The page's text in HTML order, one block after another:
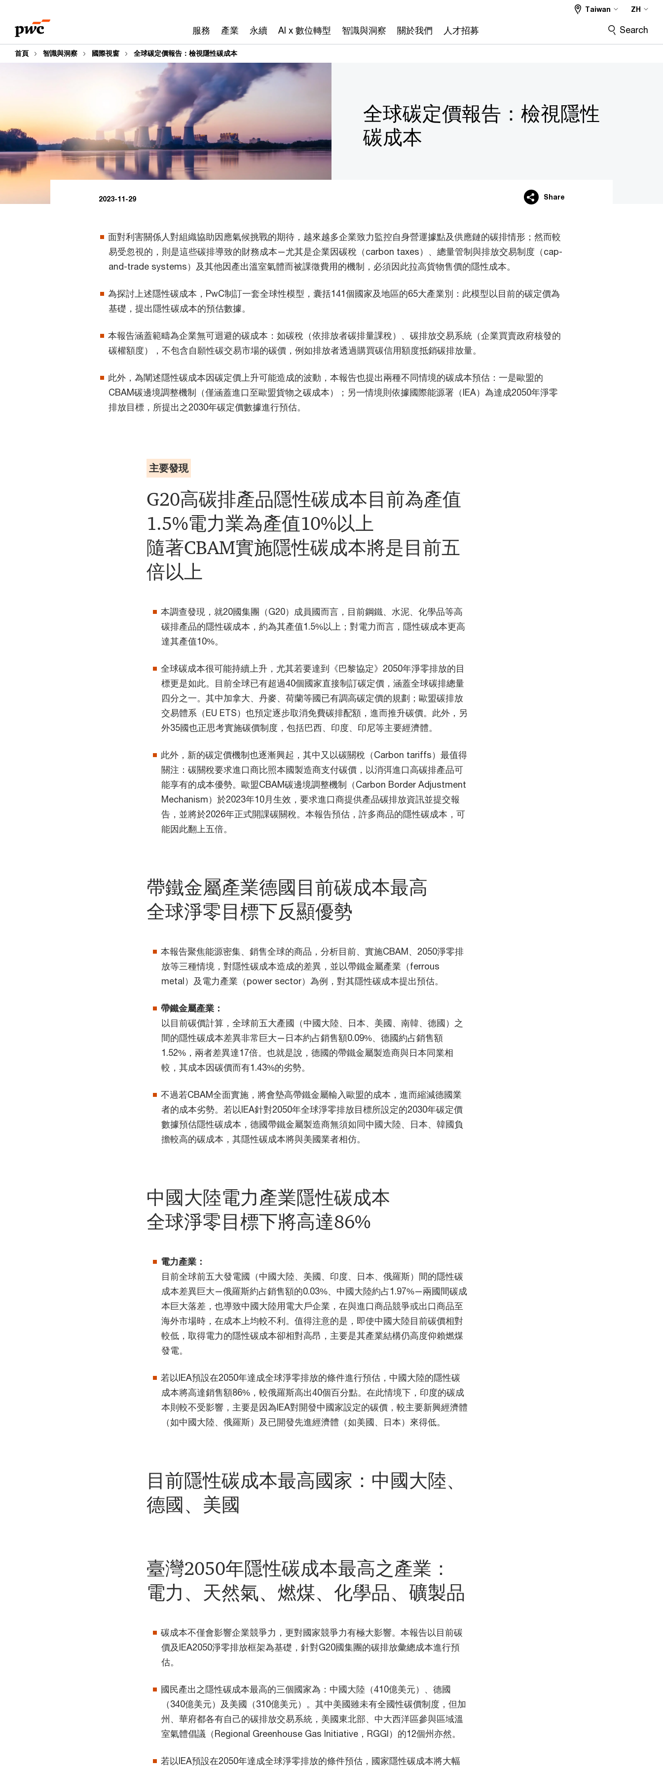
content
footer
服務 產業 永續 AI x 數位轉型 智識與洞察 關於我們 人才招募
Taiwan ZH
Search
首頁 智識與洞察 國際視窗 全球碳定價報告：檢視隱性碳成本
全球碳定價報告：檢視隱性
碳成本
2023-11-29 Share
面對利害關係人對組織協助因應氣候挑戰的期待，越來越多企業致力監控自身營運據點及供應鏈的碳排情形；然而較
易受忽視的，則是這些碳排導致的財務成本—尤其是企業因碳稅（carbon taxes）、總量管制與排放交易制度（cap-
and-trade systems）及其他因產出溫室氣體而被課徵費用的機制，必須因此拉高貨物售價的隱性成本。
為探討上述隱性碳成本，PwC制訂一套全球性模型，囊括141個國家及地區的65大產業別：此模型以目前的碳定價為
基礎，提出隱性碳成本的預估數據。
本報告涵蓋範疇為企業無可迴避的碳成本：如碳稅（依排放者碳排量課稅）、碳排放交易系統（企業買賣政府核發的
碳權額度），不包含自願性碳交易市場的碳價，例如排放者透過購買碳信用額度抵銷碳排放量。
此外，為闡述隱性碳成本因碳定價上升可能造成的波動，本報告也提出兩種不同情境的碳成本預估：一是歐盟的
CBAM碳邊境調整機制（僅涵蓋進口至歐盟貨物之碳成本）；另一情境則依據國際能源署（IEA）為達成2050年淨零
排放目標，所提出之2030年碳定價數據進行預估。
主要發現
G20高碳排產品隱性碳成本目前為產值
1.5%電力業為產值10%以上
隨著CBAM實施隱性碳成本將是目前五
倍以上
本調查發現，就20國集團（G20）成員國而言，目前鋼鐵、水泥、化學品等高
碳排產品的隱性碳成本，約為其產值1.5%以上；對電力而言，隱性碳成本更高
達其產值10%。
全球碳成本很可能持續上升，尤其若要達到《巴黎協定》2050年淨零排放的目
標更是如此。目前全球已有超過40個國家直接制訂碳定價，涵蓋全球碳排總量
四分之一。其中加拿大、丹麥、荷蘭等國已有調高碳定價的規劃；歐盟碳排放
交易體系（EU ETS）也預定逐步取消免費碳排配額，進而推升碳價。此外，另
外35國也正思考實施碳價制度，包括巴西、印度、印尼等主要經濟體。
此外，新的碳定價機制也逐漸興起，其中又以碳關稅（Carbon tariffs）最值得
關注：碳關稅要求進口商比照本國製造商支付碳價，以消弭進口高碳排產品可
能享有的成本優勢。歐盟CBAM碳邊境調整機制（Carbon Border Adjustment
Mechanism）於2023年10月生效，要求進口商提供產品碳排放資訊並提交報
告，並將於2026年正式開課碳關稅。本報告預估，許多商品的隱性碳成本，可
能因此翻上五倍。
帶鐵金屬產業德國目前碳成本最高
全球淨零目標下反顯優勢
本報告聚焦能源密集、銷售全球的商品，分析目前、實施CBAM、2050淨零排
放等三種情境，對隱性碳成本造成的差異，並以帶鐵金屬產業（ferrous
metal）及電力產業（power sector）為例，對其隱性碳成本提出預估。
帶鐵金屬產業：
以目前碳價計算，全球前五大產國（中國大陸、日本、美國、南韓、德國）之
間的隱性碳成本差異非常巨大—日本約占銷售額0.09%、德國約占銷售額
1.52%，兩者差異達17倍。也就是說，德國的帶鐵金屬製造商與日本同業相
較，其成本因碳價而有1.43%的劣勢。
不過若CBAM全面實施，將會墊高帶鐵金屬輸入歐盟的成本，進而縮減德國業
者的成本劣勢。若以IEA針對2050年全球淨零排放目標所設定的2030年碳定價
數據預估隱性碳成本，德國帶鐵金屬製造商無須如同中國大陸、日本、韓國負
擔較高的碳成本，其隱性碳成本將與美國業者相仿。
中國大陸電力產業隱性碳成本
全球淨零目標下將高達86%
電力產業：
目前全球前五大發電國（中國大陸、美國、印度、日本、俄羅斯）間的隱性碳
成本差異巨大—俄羅斯約占銷售額的0.03%、中國大陸約占1.97%—兩國間碳成
本巨大落差，也導致中國大陸用電大戶企業，在與進口商品競爭或出口商品至
海外市場時，在成本上均較不利。值得注意的是，即使中國大陸目前碳價相對
較低，取得電力的隱性碳成本卻相對高昂，主要是其產業結構仍高度仰賴燃煤
發電。
若以IEA預設在2050年達成全球淨零排放的條件進行預估，中國大陸的隱性碳
成本將高達銷售額86%，較俄羅斯高出40個百分點。在此情境下，印度的碳成
本則較不受影響，主要是因為IEA對開發中國家設定的碳價，較主要新興經濟體
（如中國大陸、俄羅斯）及已開發先進經濟體（如美國、日本）來得低。
目前隱性碳成本最高國家：中國大陸、
德國、美國
臺灣2050年隱性碳成本最高之產業：
電力、天然氣、燃煤、化學品、礦製品
碳成本不僅會影響企業競爭力，更對國家競爭力有極大影響。本報告以目前碳
價及IEA2050淨零排放框架為基礎，針對G20國集團的碳排放彙總成本進行預
估。
國民產出之隱性碳成本最高的三個國家為：中國大陸（410億美元）、德國
（340億美元）及美國（310億美元）。其中美國雖未有全國性碳價制度，但加
州、華府都各有自己的碳排放交易系統，美國東北部、中大西洋區參與區域溫
室氣體倡議（Regional Greenhouse Gas Initiative，RGGI）的12個州亦然。
若以IEA預設在2050年達成全球淨零排放的條件預估，國家隱性碳成本將大幅